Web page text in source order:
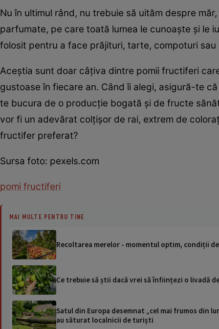
Nu în ultimul rând, nu trebuie să uităm despre
parfumate, pe care toată lumea le cunoaște și le
folosit pentru a face prăjituri, tarte, compoturi
Aceștia sunt doar câțiva dintre pomii fructiferi
gustoase în fiecare an. Când îi alegi, asigură-te
te bucura de o producție bogată și de fructe
vor fi un adevărat colțișor de rai, extrem de
fructifer preferat?
Sursa foto: pexels.com
pomi fructiferi
MAI MULTE PENTRU TINE
Recoltarea merelor - momentul optim, condiții
Ce trebuie să știi dacă vrei să înființezi o livadă
Satul din Europa desemnat „cel mai frumos din
au săturat localnicii de turiști